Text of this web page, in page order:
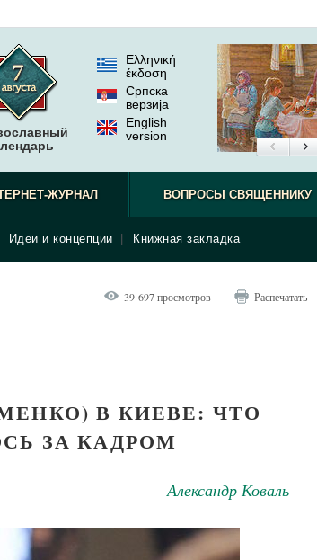
Ελληνική
έκδοση
Српска
верзиjа
English
version
ЖУРНАЛ
Идеи и концепции Книжная закладка
ВОПРОСЫ СВЯЩЕННИКУ
39 697 просмотров Распечатать
В КИЕВЕ: ЧТО
ЗА КАДРОМ
Александр Коваль